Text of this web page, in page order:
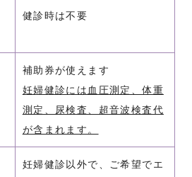
健診時は不要
補助券が使えます
妊婦健診には血圧測定、体重
測定、尿検査、超音波検査代
が含まれます。
妊婦健診以外で、ご希望でエ